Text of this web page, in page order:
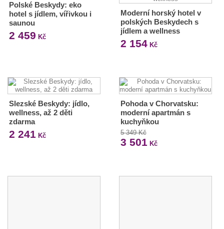
Polské Beskydy: eko
hotel s jídlem, vířivkou i
saunou
2 459 Kč
Moderní horský hotel v
polských Beskydech s
jídlem a wellness
2 154Kč
Slezské Beskydy: jídlo,
wellness, až 2 děti
zdarma
2 241 Kč
Pohoda v Chorvatsku:
moderní apartmán s
kuchyňkou
5 349 Kč
3 501 Kč